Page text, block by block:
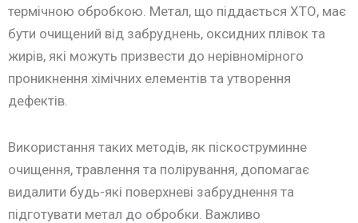
термічною обробкою. Метал, що піддається ХТО, має
бути очищений від забруднень, оксидних плівок та
жирів, які можуть призвести до нерівномірного
проникнення хімічних елементів та утворення
дефектів.
Використання таких методів, як піскоструминне
очищення, травлення та полірування, допомагає
видалити будь-які поверхневі забруднення та
підготувати метал до обробки. Важливо